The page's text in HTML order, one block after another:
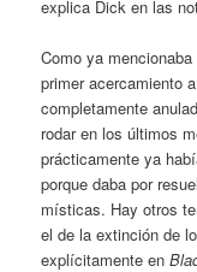
explica Dick en las
Como ya
primer acercamiento
completamente
rodar en los últimos
prácticamente ya
porque daba por
místicas. Hay otros
el de la extinción de
explícitamente en